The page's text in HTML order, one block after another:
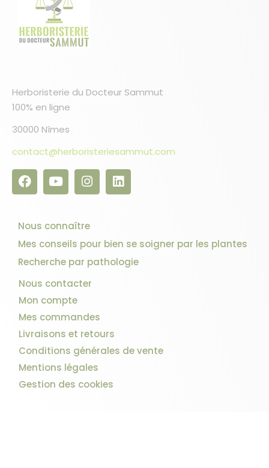
Herboristerie du Docteur Sammut
100% en ligne
30000 Nîmes
contact@herboristeriesammut.com
Nous connaître
Mes conseils pour bien se soigner par les plantes
Recherche par pathologie
Nous contacter
Mon compte
Mes commandes
Livraisons et retours
Conditions générales de vente
Mentions légales
Gestion des cookies